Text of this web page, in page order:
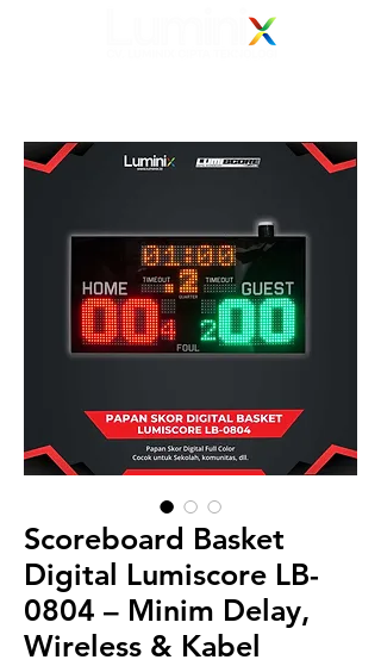
Scoreboard Basket
Digital Lumiscore LB-
0804 – Minim Delay,
Wireless & Kabel